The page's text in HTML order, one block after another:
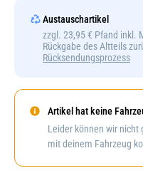
Austauschartikel
zzgl. 23,95 € Pfand inkl.
Rückgabe des Altteils
Rücksendungsprozess
Artikel hat keine
Leider können wir nicht
mit deinem Fahrzeug